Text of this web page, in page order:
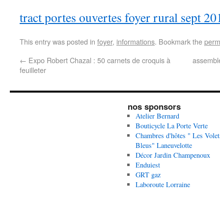
tract portes ouvertes foyer rural sept
This entry was posted in foyer, informations. Bookmark the
← Expo Robert Chazal : 50 carnets de croquis à
feuilleter
nos sponsors
Atelier Bernard
Bouticycle La Porte Verte
Chambres d'hôtes " Les
Bleus" Laneuvelotte
Décor Jardin Champenoux
Enduiest
GRT gaz
Laboroute Lorraine